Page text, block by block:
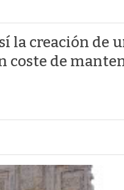
creación de
coste de